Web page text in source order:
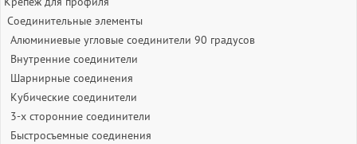
Соединительные элементы
Алюминиевые угловые соединители 90 градусов
Внутренние соединители
Шарнирные соединения
Кубические соединители
3-х сторонние соединители
Быстросъемные соединения